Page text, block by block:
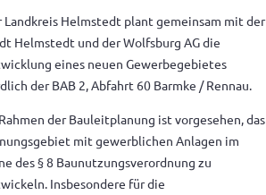
Landkreis Helmstedt plant gemeinsam mit der
Helmstedt und der Wolfsburg AG die
eines neuen Gewerbegebietes
der BAB 2, Abfahrt 60 Barmke / Rennau.
der Bauleitplanung ist vorgesehen, das
mit gewerblichen Anlagen im
des § 8 Baunutzungsverordnung zu
Insbesondere für die